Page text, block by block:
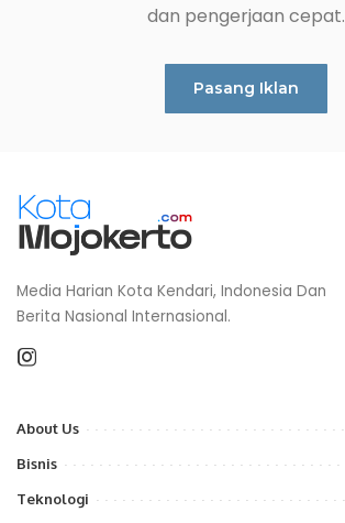
dan pengerjaan cepat.
Pasang Iklan
Media Harian Kota Kendari, Indonesia Dan
Berita Nasional Internasional.
About Us
Bisnis
Teknologi